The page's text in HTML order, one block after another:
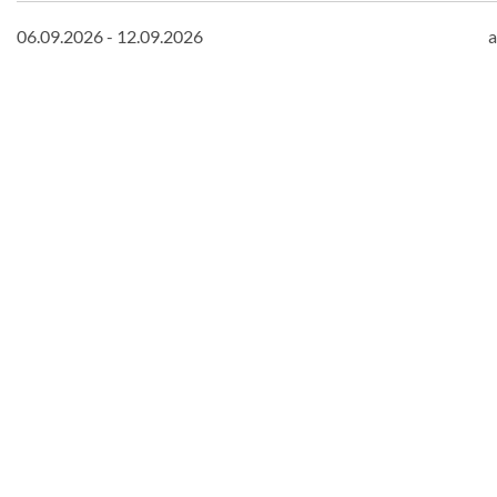
06.09.2026 - 12.09.2026